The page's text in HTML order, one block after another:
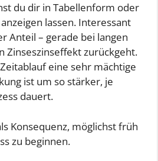
du dir in Tabellenform oder
lassen. Interessant
Anteil – gerade bei langen
Zinseszinseffekt zurückgeht.
eine sehr mächtige
ist um so stärker, je
dauert.
Konsequenz, möglichst früh
zu beginnen.